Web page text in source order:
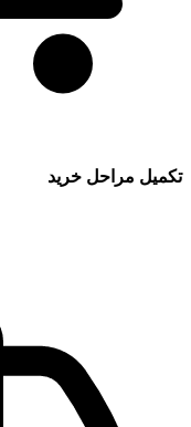
تکمیل مراحل خرید